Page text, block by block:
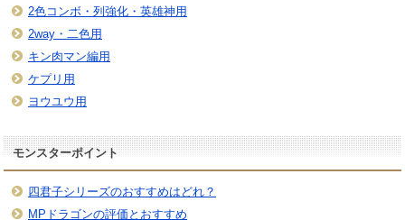
2色コンボ・列強化・英雄神用
2way・二色用
キン肉マン編用
ケプリ用
ヨウユウ用
モンスターポイント
四君子シリーズのおすすめはどれ？
MPドラゴンの評価とおすすめ